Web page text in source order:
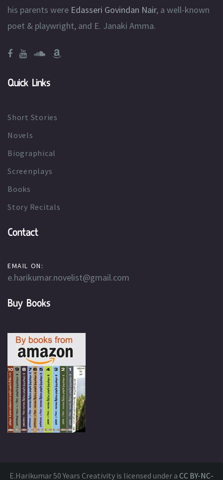
his parents were Edasseri Govindan Nair, a well-known
poet & playwright, and E. Janaki Amma.
Quick Links
Short Stories
Novels
Biographical
Screenplays
Books
Story Recitals
Contact
EMAIL ON:
e.harikumar.novelist@gmail.com
Buy Books
E.Harikumar 50 Years Creativity is licensed under a CC BY-NC-